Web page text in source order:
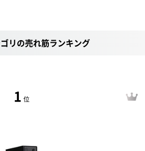
リの売れ筋ランキング
1 位